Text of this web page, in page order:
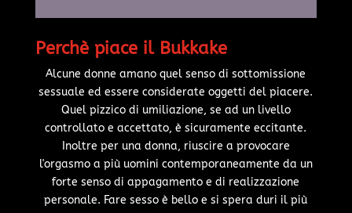
Perchè piace il Bukkake
Alcune donne amano quel senso di sottomissione
sessuale ed essere considerate oggetti del piacere.
Quel pizzico di umiliazione, se ad un livello
controllato e accettato, è sicuramente eccitante.
Inoltre per una donna, riuscire a provocare
l'orgasmo a più uomini contemporaneamente da un
forte senso di appagamento e di realizzazione
personale. Fare sesso è bello e si spera duri il più